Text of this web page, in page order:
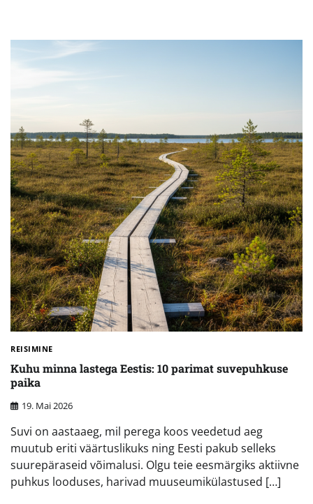
REISIMINE
Kuhu minna lastega Eestis: 10 parimat suvepuhkuse
paika
19. Mai 2026
Suvi on aastaaeg, mil perega koos veedetud aeg
muutub eriti väärtuslikuks ning Eesti pakub selleks
suurepäraseid võimalusi. Olgu teie eesmärgiks aktiivne
puhkus looduses, harivad muuseumikülastused […]